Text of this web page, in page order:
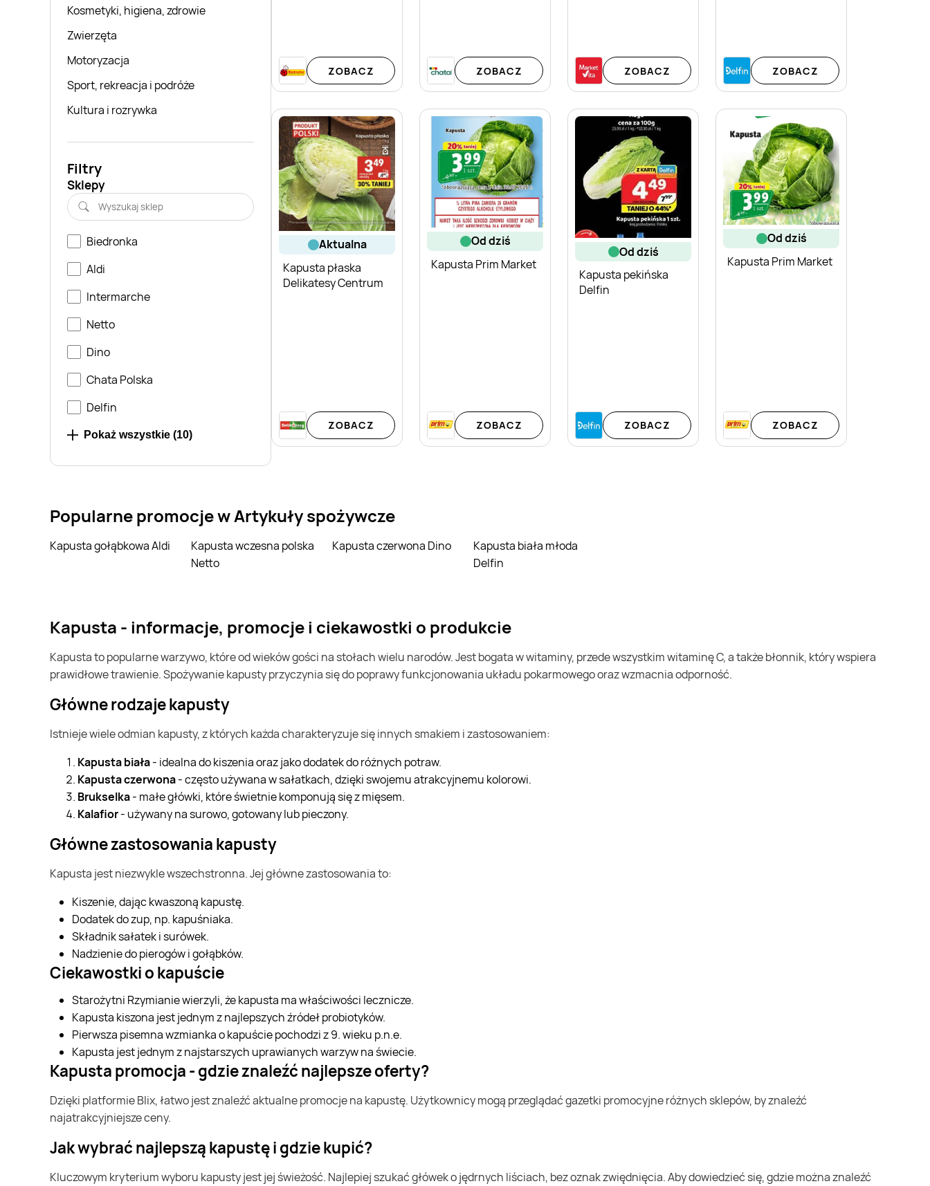
Kosmetyki, higiena, zdrowie
Zwierzęta
Motoryzacja
Sport, rekreacja i podróże
Kultura i rozrywka
Filtry
Sklepy
Biedronka
Aldi
Intermarche
Netto
Dino
Chata Polska
Delfin
Delikatesy Centrum
Marketvita
Pokaż wszystkie (10)
ZOBACZ ZOBACZ ZOBACZ ZOBACZ
aktualna
Kapusta płaska
Delikatesy Centrum
ZOBACZ
od dziś
Kapusta Prim Market
ZOBACZ
od dziś
Kapusta pekińska
Delfin
ZOBACZ
od dziś
Kapusta Prim Market
ZOBACZ
Popularne promocje w Artykuły spożywcze
Kapusta gołąbkowa Aldi
Kapusta wczesna polska
Netto
Kapusta czerwona Dino
Kapusta biała młoda
Delfin
Kapusta - informacje, promocje i ciekawostki o produkcie
Kapusta to popularne warzywo, które od wieków gości na stołach wielu narodów. Jest bogata w witaminy, przede wszystkim witaminę C, a także błonnik, który wspiera
prawidłowe trawienie. Spożywanie kapusty przyczynia się do poprawy funkcjonowania układu pokarmowego oraz wzmacnia odporność.
Główne rodzaje kapusty
Istnieje wiele odmian kapusty, z których każda charakteryzuje się innych smakiem i zastosowaniem:
Kapusta biała- idealna do kiszenia oraz jako dodatek do różnych potraw.
Kapusta czerwona- często używana w sałatkach, dzięki swojemu atrakcyjnemu kolorowi.
Brukselka- małe główki, które świetnie komponują się z mięsem.
Kalafior- używany na surowo, gotowany lub pieczony.
Główne zastosowania kapusty
Kapusta jest niezwykle wszechstronna. Jej główne zastosowania to:
Kiszenie, dając kwaszoną kapustę.
Dodatek do zup, np. kapuśniaka.
Składnik sałatek i surówek.
Nadzienie do pierogów i gołąbków.
Ciekawostki o kapuście
Starożytni Rzymianie wierzyli, że kapusta ma właściwości lecznicze.
Kapusta kiszona jest jednym z najlepszych źródeł probiotyków.
Pierwsza pisemna wzmianka o kapuście pochodzi z 9. wieku p.n.e.
Kapusta jest jednym z najstarszych uprawianych warzyw na świecie.
Kapusta promocja - gdzie znaleźć najlepsze oferty?
Dzięki platformie Blix, łatwo jest znaleźć aktualne promocje na kapustę. Użytkownicy mogą przeglądać gazetki promocyjne różnych sklepów, by znaleźć
najatrakcyjniejsze ceny.
Jak wybrać najlepszą kapustę i gdzie kupić?
Kluczowym kryterium wyboru kapusty jest jej świeżość. Najlepiej szukać główek o jędrnych liściach, bez oznak zwiędnięcia. Aby dowiedzieć się, gdzie można znaleźć